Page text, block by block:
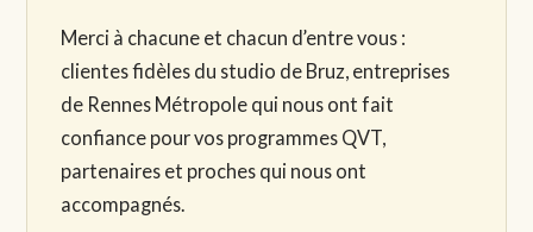
Merci à chacune et chacun d’entre vous :
clientes fidèles du studio de Bruz, entreprises
de Rennes Métropole qui nous ont fait
confiance pour vos programmes QVT,
partenaires et proches qui nous ont
accompagnés.